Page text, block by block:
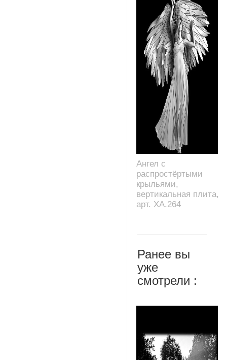
Ангел с
распростёртыми
крыльями,
вертикальная плита,
арт. XA.264
Ранее вы
уже
смотрели :